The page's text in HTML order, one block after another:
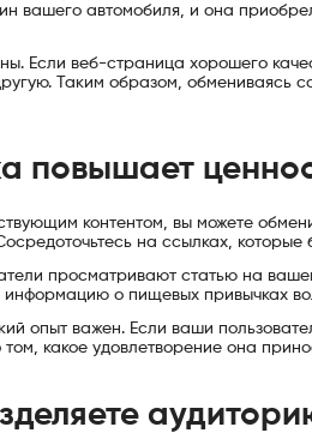
вашего автомобиля, и она
Если веб-страница хорошего
Таким образом, обмениваясь
повышает
контентом, вы можете
на ссылках,
просматривают статью на
о пищевых привычках
опыт важен. Если ваши
какое удовлетворение она